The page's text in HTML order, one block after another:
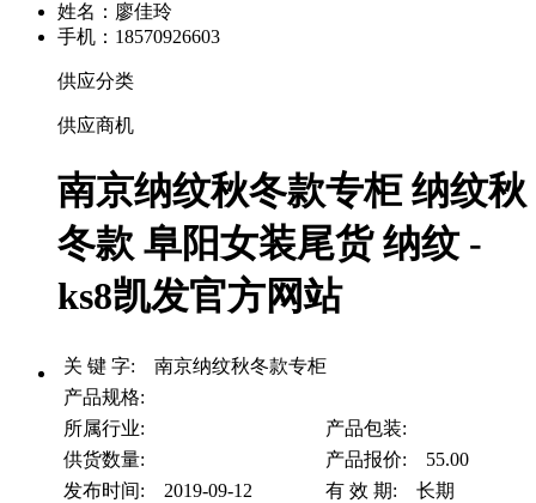
姓名：廖佳玲
手机：18570926603
供应分类
供应商机
南京纳纹秋冬款专柜 纳纹秋
冬款 阜阳女装尾货 纳纹 -
ks8凯发官方网站
关 键 字: 南京纳纹秋冬款专柜
产品规格:
所属行业:
产品包装:
供货数量:
产品报价: 55.00
发布时间: 2019-09-12
有 效 期: 长期